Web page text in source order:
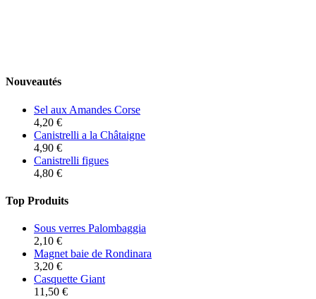
Nouveautés
Sel aux Amandes Corse
4,20 €
Canistrelli a la Châtaigne
4,90 €
Canistrelli figues
4,80 €
Top Produits
Sous verres Palombaggia
2,10 €
Magnet baie de Rondinara
3,20 €
Casquette Giant
11,50 €